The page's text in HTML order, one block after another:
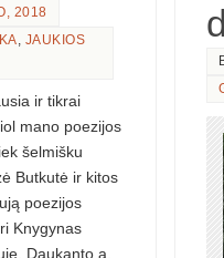
2018
, JAUKIOS
ir tikrai
mano poezijos
šelmišku
Butkutė ir kitos
poezijos
Knygynas
Daukanto a.